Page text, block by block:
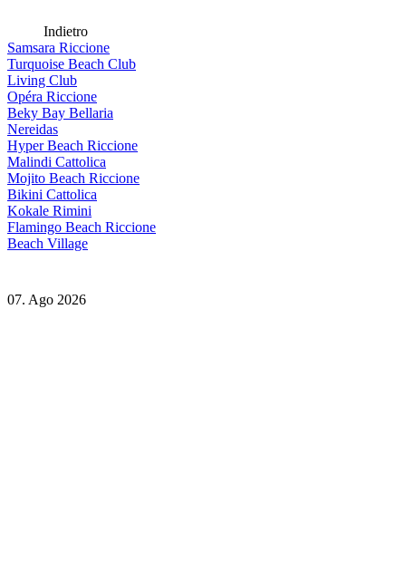
Indietro
Samsara Riccione
Turquoise Beach Club
Living Club
Opéra Riccione
Beky Bay Bellaria
Nereidas
Hyper Beach Riccione
Malindi Cattolica
Mojito Beach Riccione
Bikini Cattolica
Kokale Rimini
Flamingo Beach Riccione
Beach Village
07. Ago 2026